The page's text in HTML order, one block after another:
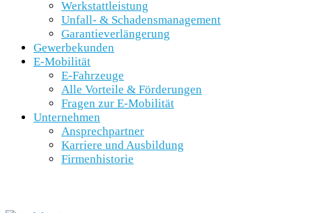
Werkstattleistung
Unfall- & Schadensmanagement
Garantieverlängerung
Gewerbekunden
E-Mobilität
E-Fahrzeuge
Alle Vorteile & Förderungen
Fragen zur E-Mobilität
Unternehmen
Ansprechpartner
Karriere und Ausbildung
Firmenhistorie